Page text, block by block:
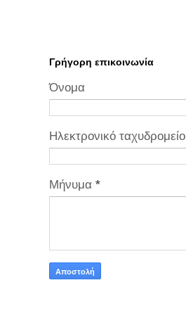
Γρήγορη επικοινωνία
Όνομα
Ηλεκτρονικό ταχυδρομείο
Μήνυμα *